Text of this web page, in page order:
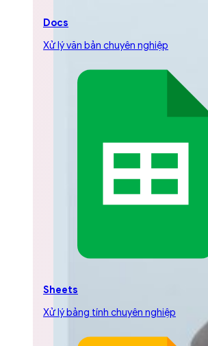
Docs
Xử lý văn bản chuyên nghiệp
Sheets
Xử lý bảng tính chuyên nghiệp